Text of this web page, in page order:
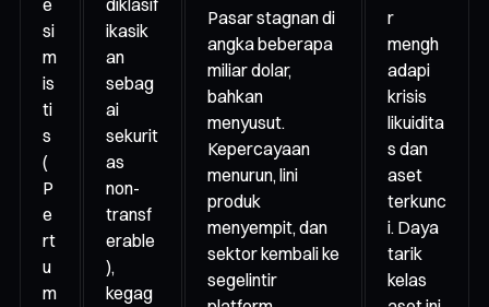
si
m
is
ti
s
(
P
e
rt
u
m
ikasik
an
sebag
ai
sekurit
as
non-
transf
erable
),
kegag
Pasar stagnan di
angka beberapa
miliar dolar,
bahkan
menyusut.
Kepercayaan
menurun, lini
produk
menyempit, dan
sektor kembali ke
segelintir
r
mengh
adapi
krisis
likuidita
s dan
aset
terkunc
i. Daya
tarik
kelas